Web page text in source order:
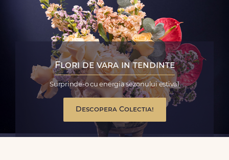
Flori de vara in tendinte
Surprinde-o cu energia sezonului estival
Descopera Colectia!